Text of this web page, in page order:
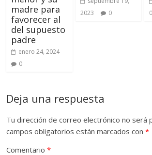
madre para
favorecer al
del supuesto
padre
enero 24, 2024
0
2023
0
0
Deja una respuesta
Tu dirección de correo electrónico no será
campos obligatorios están marcados con*
Comentario*